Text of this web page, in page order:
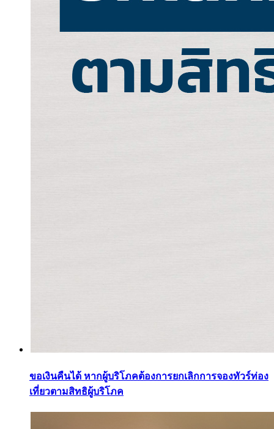
ขอเงินคืนได้ หากผู้บริโภคต้องการยกเลิกการจองทัวร์ท่อง
เที่ยวตามสิทธิผู้บริโภค